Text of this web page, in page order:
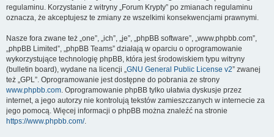
regulaminu. Korzystanie z witryny „Forum Krypty” po zmianach regulaminu
oznacza, że akceptujesz te zmiany ze wszelkimi konsekwencjami prawnymi.
Nasze fora zwane też „one”, „ich”, „je”, „phpBB software”, „www.phpbb.com”,
„phpBB Limited”, „phpBB Teams” działają w oparciu o oprogramowanie
wykorzystujące technologię phpBB, która jest środowiskiem typu witryny
(bulletin board), wydane na licencji „GNU General Public License v2” zwanej
też „GPL”. Oprogramowanie jest dostępne do pobrania ze strony
www.phpbb.com. Oprogramowanie phpBB tylko ułatwia dyskusje przez
internet, a jego autorzy nie kontrolują tekstów zamieszczanych w internecie za
jego pomocą. Więcej informacji o phpBB można znaleźć na stronie
https://www.phpbb.com/.